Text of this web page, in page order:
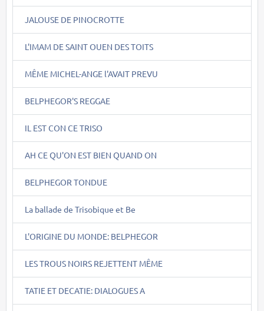
JALOUSE DE PINOCROTTE
L'IMAM DE SAINT OUEN DES TOITS
MÊME MICHEL-ANGE l'AVAIT PREVU
BELPHEGOR'S REGGAE
IL EST CON CE TRISO
AH CE QU'ON EST BIEN QUAND ON
BELPHEGOR TONDUE
La ballade de Trisobique et Be
L'ORIGINE DU MONDE: BELPHEGOR
LES TROUS NOIRS REJETTENT MÊME
TATIE ET DECATIE: DIALOGUES A